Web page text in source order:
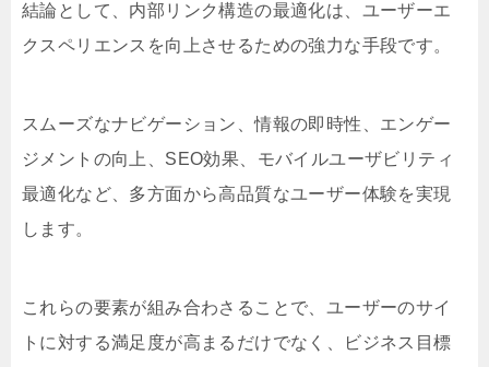
結論として、内部リンク構造の最適化は、ユーザーエ
クスペリエンスを向上させるための強力な手段です。
スムーズなナビゲーション、情報の即時性、エンゲー
ジメントの向上、SEO効果、モバイルユーザビリティ
最適化など、多方面から高品質なユーザー体験を実現
します。
これらの要素が組み合わさることで、ユーザーのサイ
トに対する満足度が高まるだけでなく、ビジネス目標